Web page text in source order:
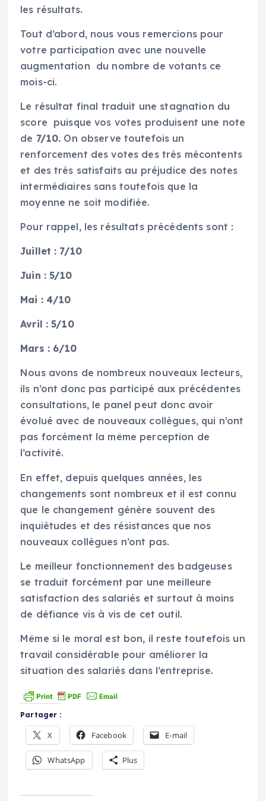
les résultats.
Tout d’abord, nous vous remercions pour
votre participation avec une nouvelle
augmentation du nombre de votants ce
mois-ci.
Le résultat final traduit une stagnation du
score puisque vos votes produisent une note
de 7/10. On observe toutefois un
renforcement des votes des très mécontents
et des très satisfaits au préjudice des notes
intermédiaires sans toutefois que la
moyenne ne soit modifiée.
Pour rappel, les résultats précédents sont :
Juillet : 7/10
Juin : 5/10
Mai : 4/10
Avril : 5/10
Mars : 6/10
Nous avons de nombreux nouveaux lecteurs,
ils n’ont donc pas participé aux précédentes
consultations, le panel peut donc avoir
évolué avec de nouveaux collègues, qui n’ont
pas forcément la même perception de
l’activité.
En effet, depuis quelques années, les
changements sont nombreux et il est connu
que le changement génère souvent des
inquiétudes et des résistances que nos
nouveaux collègues n’ont pas.
Le meilleur fonctionnement des badgeuses
se traduit forcément par une meilleure
satisfaction des salariés et surtout à moins
de défiance vis à vis de cet outil.
Même si le moral est bon, il reste toutefois un
travail considérable pour améliorer la
situation des salariés dans l’entreprise.
Partager :
X Facebook E-mail
WhatsApp Plus